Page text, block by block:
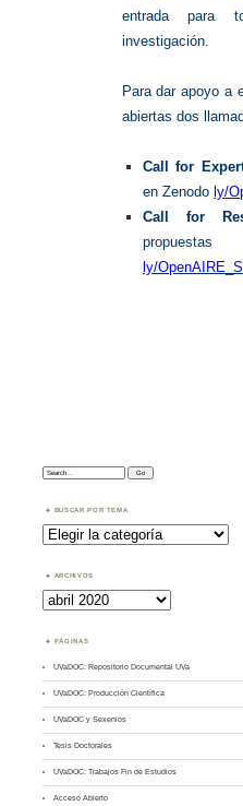
entrada para
investigación.
Para dar apoyo a
abiertas dos
Call for
en Zenodo ly/
Call for
ly/
Search:
BUSCAR POR TEMA
Buscar
por
Tema
ARCHIVOS
Archivos
PÁGINAS
UVaDOC: Repositorio Documental UVa
UVaDOC: Producción Científica
UVaDOC y Sexenios
Tesis Doctorales
UVaDOC: Trabajos Fin de Estudios
Acceso Abierto